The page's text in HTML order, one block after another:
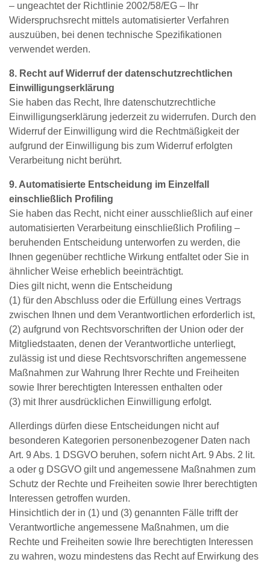
– ungeachtet der Richtlinie 2002/58/EG – Ihr
Widerspruchsrecht mittels automatisierter Verfahren
auszuüben, bei denen technische Spezifikationen
verwendet werden.
8. Recht auf Widerruf der datenschutzrechtlichen
Einwilligungserklärung
Sie haben das Recht, Ihre datenschutzrechtliche
Einwilligungserklärung jederzeit zu widerrufen. Durch den
Widerruf der Einwilligung wird die Rechtmäßigkeit der
aufgrund der Einwilligung bis zum Widerruf erfolgten
Verarbeitung nicht berührt.
9. Automatisierte Entscheidung im Einzelfall
einschließlich Profiling
Sie haben das Recht, nicht einer ausschließlich auf einer
automatisierten Verarbeitung einschließlich Profiling –
beruhenden Entscheidung unterworfen zu werden, die
Ihnen gegenüber rechtliche Wirkung entfaltet oder Sie in
ähnlicher Weise erheblich beeinträchtigt.
Dies gilt nicht, wenn die Entscheidung
(1) für den Abschluss oder die Erfüllung eines Vertrags
zwischen Ihnen und dem Verantwortlichen erforderlich ist,
(2) aufgrund von Rechtsvorschriften der Union oder der
Mitgliedstaaten, denen der Verantwortliche unterliegt,
zulässig ist und diese Rechtsvorschriften angemessene
Maßnahmen zur Wahrung Ihrer Rechte und Freiheiten
sowie Ihrer berechtigten Interessen enthalten oder
(3) mit Ihrer ausdrücklichen Einwilligung erfolgt.
Allerdings dürfen diese Entscheidungen nicht auf
besonderen Kategorien personenbezogener Daten nach
Art. 9 Abs. 1 DSGVO beruhen, sofern nicht Art. 9 Abs. 2 lit.
a oder g DSGVO gilt und angemessene Maßnahmen zum
Schutz der Rechte und Freiheiten sowie Ihrer berechtigten
Interessen getroffen wurden.
Hinsichtlich der in (1) und (3) genannten Fälle trifft der
Verantwortliche angemessene Maßnahmen, um die
Rechte und Freiheiten sowie Ihre berechtigten Interessen
zu wahren, wozu mindestens das Recht auf Erwirkung des